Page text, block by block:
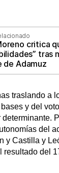
critica
tras
de Adamuz
traslando a
y del
del
y Castilla y
resultado del